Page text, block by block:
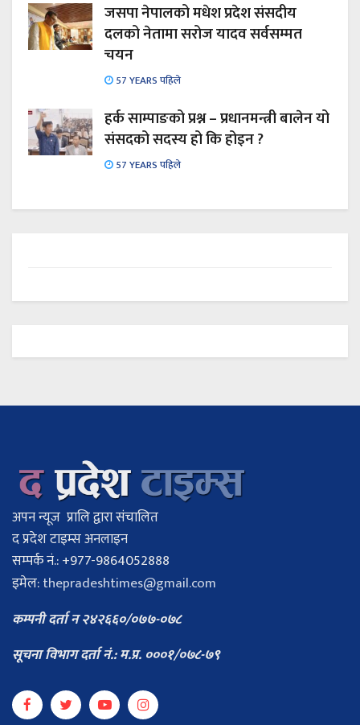
जसपा नेपालको मधेश प्रदेश संसदीय
दलको नेतामा सरोज यादव सर्वसम्मत
चयन
57 YEARS पहिले
हर्क साम्पाङको प्रश्न – प्रधानमन्त्री बालेन यो
संसदको सदस्य हो कि होइन ?
57 YEARS पहिले
अपन न्यूज प्रालि द्वारा संचालित
द प्रदेश टाइम्स अनलाइन
सम्पर्क नं.: +977-9864052888
इमेल:thepradeshtimes@gmail.com
कम्पनी दर्ता न २४२६६०/०७७-०७८
सूचना विभाग दर्ता नं.: म.प्र. ०००१/०७८-७९